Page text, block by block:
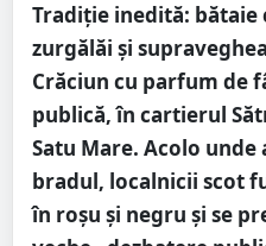
Tradiție inedită:
zurgălăi și
Crăciun cu parfum de
publică, în cartierul
Satu Mare. Acolo
bradul, localnicii scot
în roșu și negru și se